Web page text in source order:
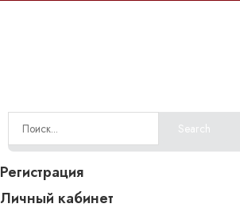
Search
Регистрация
Личный кабинет